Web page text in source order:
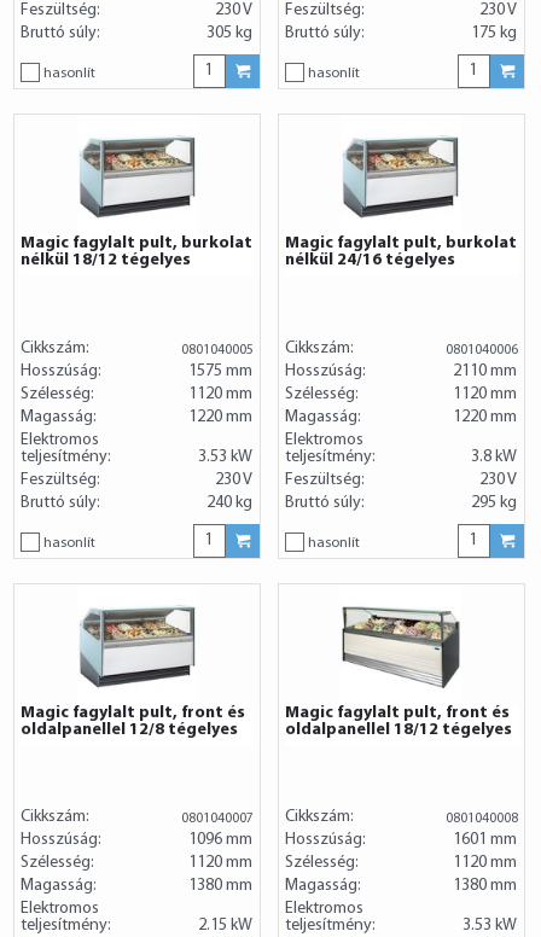
Feszültség:
230 V
Bruttó súly:
305 kg
hasonlít
Feszültség:
230 V
Bruttó súly:
175 kg
hasonlít
Magic fagylalt pult, burkolat
nélkül 18/12 tégelyes
Cikkszám: 0801040005
Hosszúság:
1575 mm
Szélesség:
1120 mm
Magasság:
1220 mm
Elektromos
teljesítmény:
3.53 kW
Feszültség:
230 V
Bruttó súly:
240 kg
hasonlít
Magic fagylalt pult, burkolat
nélkül 24/16 tégelyes
Cikkszám: 0801040006
Hosszúság:
2110 mm
Szélesség:
1120 mm
Magasság:
1220 mm
Elektromos
teljesítmény:
3.8 kW
Feszültség:
230 V
Bruttó súly:
295 kg
hasonlít
Magic fagylalt pult, front és
oldalpanellel 12/8 tégelyes
Cikkszám: 0801040007
Hosszúság:
1096 mm
Szélesség:
1120 mm
Magasság:
1380 mm
Elektromos
teljesítmény:
2.15 kW
Magic fagylalt pult, front és
oldalpanellel 18/12 tégelyes
Cikkszám: 0801040008
Hosszúság:
1601 mm
Szélesség:
1120 mm
Magasság:
1380 mm
Elektromos
teljesítmény:
3.53 kW